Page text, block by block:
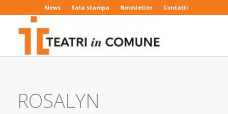
News Sala stampa Newsletter Contatti
ROSALYN